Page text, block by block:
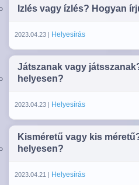
Izlés vagy ízlés? Hogyan
2023.04.23 | Helyesírás
Játszanak vagy
helyesen?
2023.04.23 | Helyesírás
Kisméretű vagy kis
helyesen?
2023.04.21 | Helyesírás